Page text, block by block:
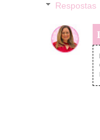
Respostas